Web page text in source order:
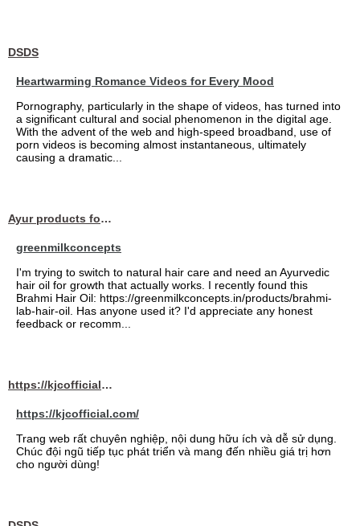
DSDS
Heartwarming Romance Videos for Every Mood
Pornography, particularly in the shape of videos, has turned into
a significant cultural and social phenomenon in the digital age.
With the advent of the web and high-speed broadband, use of
porn videos is becoming almost instantaneous, ultimately
causing a dramatic...
Ayur products for hair
greenmilkconcepts
I'm trying to switch to natural hair care and need an Ayurvedic
hair oil for growth that actually works. I recently found this
Brahmi Hair Oil: https://greenmilkconcepts.in/products/brahmi-
lab-hair-oil. Has anyone used it? I'd appreciate any honest
feedback or recomm...
https://kjcofficial.com/
https://kjcofficial.com/
Trang web rất chuyên nghiệp, nội dung hữu ích và dễ sử dụng.
Chúc đội ngũ tiếp tục phát triển và mang đến nhiều giá trị hơn
cho người dùng!